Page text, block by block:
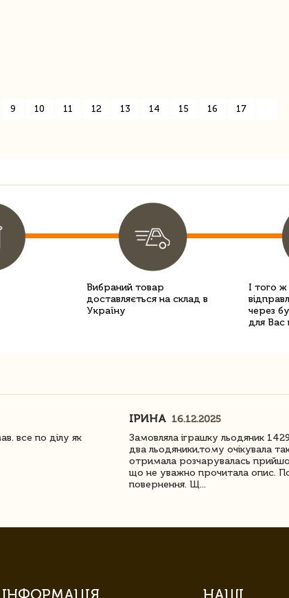
9 10 11 12 13 14 15 16 17
Вибраний товар
доставляється на склад в
Україну
І того
через
для Вас
все по ділу як
ІРИНА 16.12.2025
Замовляла іграшку льодяник
два льодяники,тому очікувала
отримала розчарувалась
що не уважно прочитала опис.
повернення. Щ...
ІНФОРМАЦІЯ НАШІ